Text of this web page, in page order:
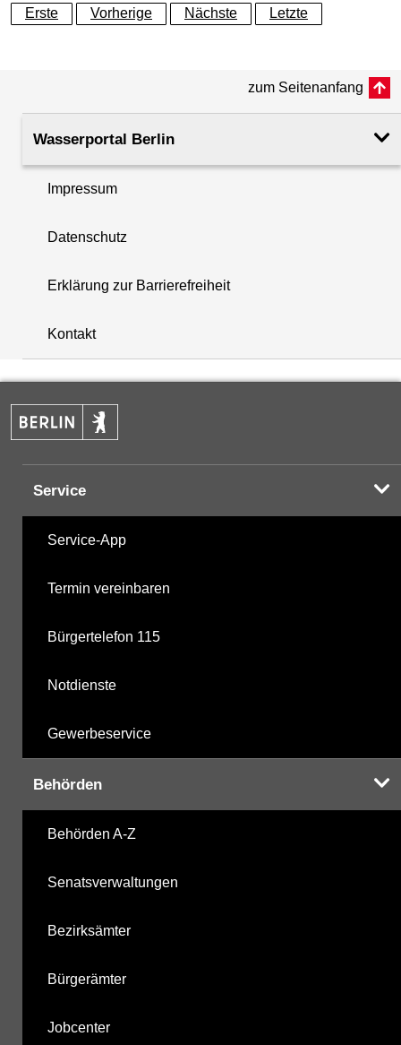
+
−
Erste
Vorherige Nächste Letzte
zum Seitenanfang
Wasserportal Berlin
Impressum
Datenschutz
Erklärung zur Barrierefreiheit
Kontakt
Service
Service-App
Termin vereinbaren
Bürgertelefon 115
Notdienste
Gewerbeservice
Behörden
Behörden A-Z
Senatsverwaltungen
Bezirksämter
Bürgerämter
Jobcenter